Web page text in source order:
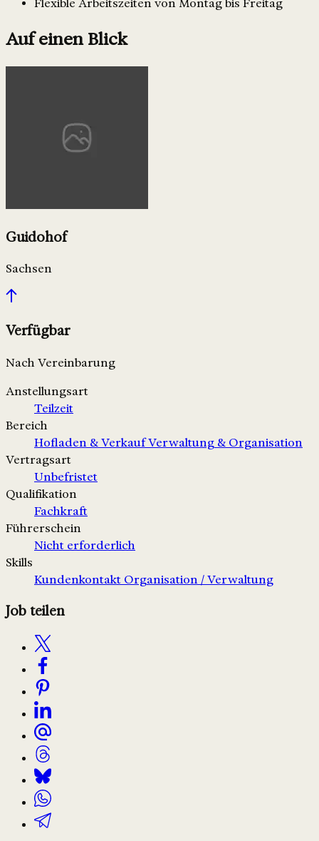
Flexible Arbeitszeiten von Montag bis Freitag
Auf einen Blick
Guidohof
Sachsen
Verfügbar
Nach Vereinbarung
Anstellungsart
Teilzeit
Bereich
Hofladen & VerkaufVerwaltung & Organisation
Vertragsart
Unbefristet
Qualifikation
Fachkraft
Führerschein
Nicht erforderlich
Skills
Kundenkontakt Organisation / Verwaltung
Job teilen